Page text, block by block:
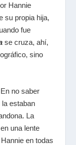
Hannie
su propia hija,
fue
se cruza, ahí,
sino
no saber
estaban
La
una lente
en todas